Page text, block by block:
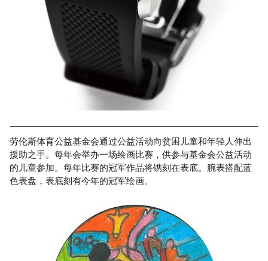
劳伦斯体育公益基金会通过公益活动向贫困儿童和年轻人伸出
援助之手。每年会举办一场绘画比赛，供参与基金会公益活动
的儿童参加。每年比赛的冠军作品将镌刻在表底。腕表搭配蓝
色表盘，表底刻有今年的冠军绘画。